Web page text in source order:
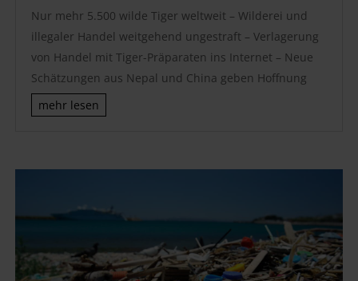
Nur mehr 5.500 wilde Tiger weltweit – Wilderei und
illegaler Handel weitgehend ungestraft – Verlagerung
von Handel mit Tiger-Präparaten ins Internet – Neue
Schätzungen aus Nepal und China geben Hoffnung
mehr lesen